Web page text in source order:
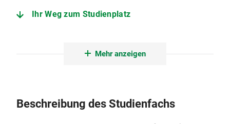
Ihr Weg zum Studienplatz
Mehr anzeigen
Beschreibung des Studienfachs